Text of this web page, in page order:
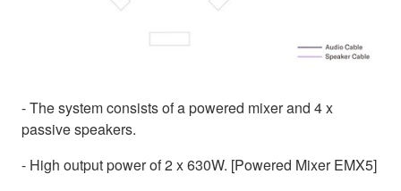
- The system consists of a powered mixer and 4 x
passive speakers.
- High output power of 2 x 630W. [Powered Mixer EMX5]